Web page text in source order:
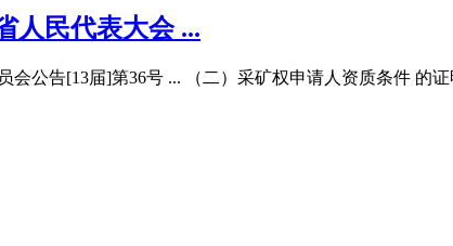
人民代表大会 ...
会公告[13届]第36号 ... （二）采矿权申请人资质条件 的